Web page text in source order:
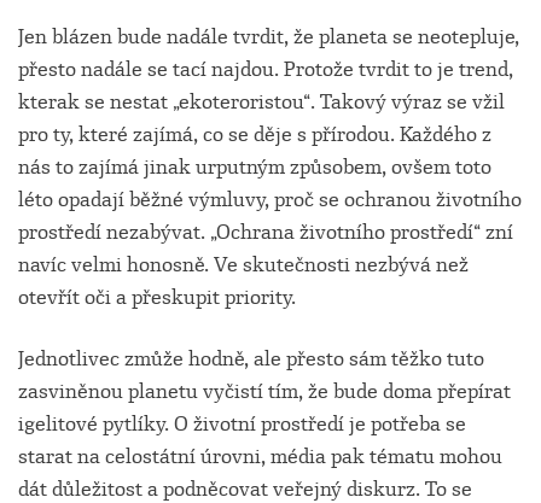
Jen blázen bude nadále tvrdit, že planeta se neotepluje,
přesto nadále se tací najdou. Protože tvrdit to je trend,
kterak se nestat „ekoteroristou“. Takový výraz se vžil
pro ty, které zajímá, co se děje s přírodou. Každého z
nás to zajímá jinak urputným způsobem, ovšem toto
léto opadají běžné výmluvy, proč se ochranou životního
prostředí nezabývat. „Ochrana životního prostředí“ zní
navíc velmi honosně. Ve skutečnosti nezbývá než
otevřít oči a přeskupit priority.
Jednotlivec zmůže hodně, ale přesto sám těžko tuto
zasviněnou planetu vyčistí tím, že bude doma přepírat
igelitové pytlíky. O životní prostředí je potřeba se
starat na celostátní úrovni, média pak tématu mohou
dát důležitost a podněcovat veřejný diskurz. To se